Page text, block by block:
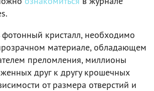
фотонный кристалл, необходимо
материале, обладающем
преломления, миллионы
друг к другу крошечных
от размера отверстий и